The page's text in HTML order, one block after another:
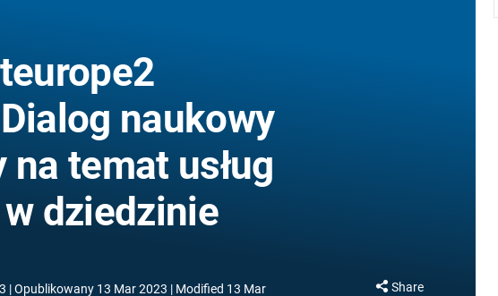
naukowy
na temat usług
dziedzinie
Opublikowany 13 Mar 2023 Modified 13 Mar Share